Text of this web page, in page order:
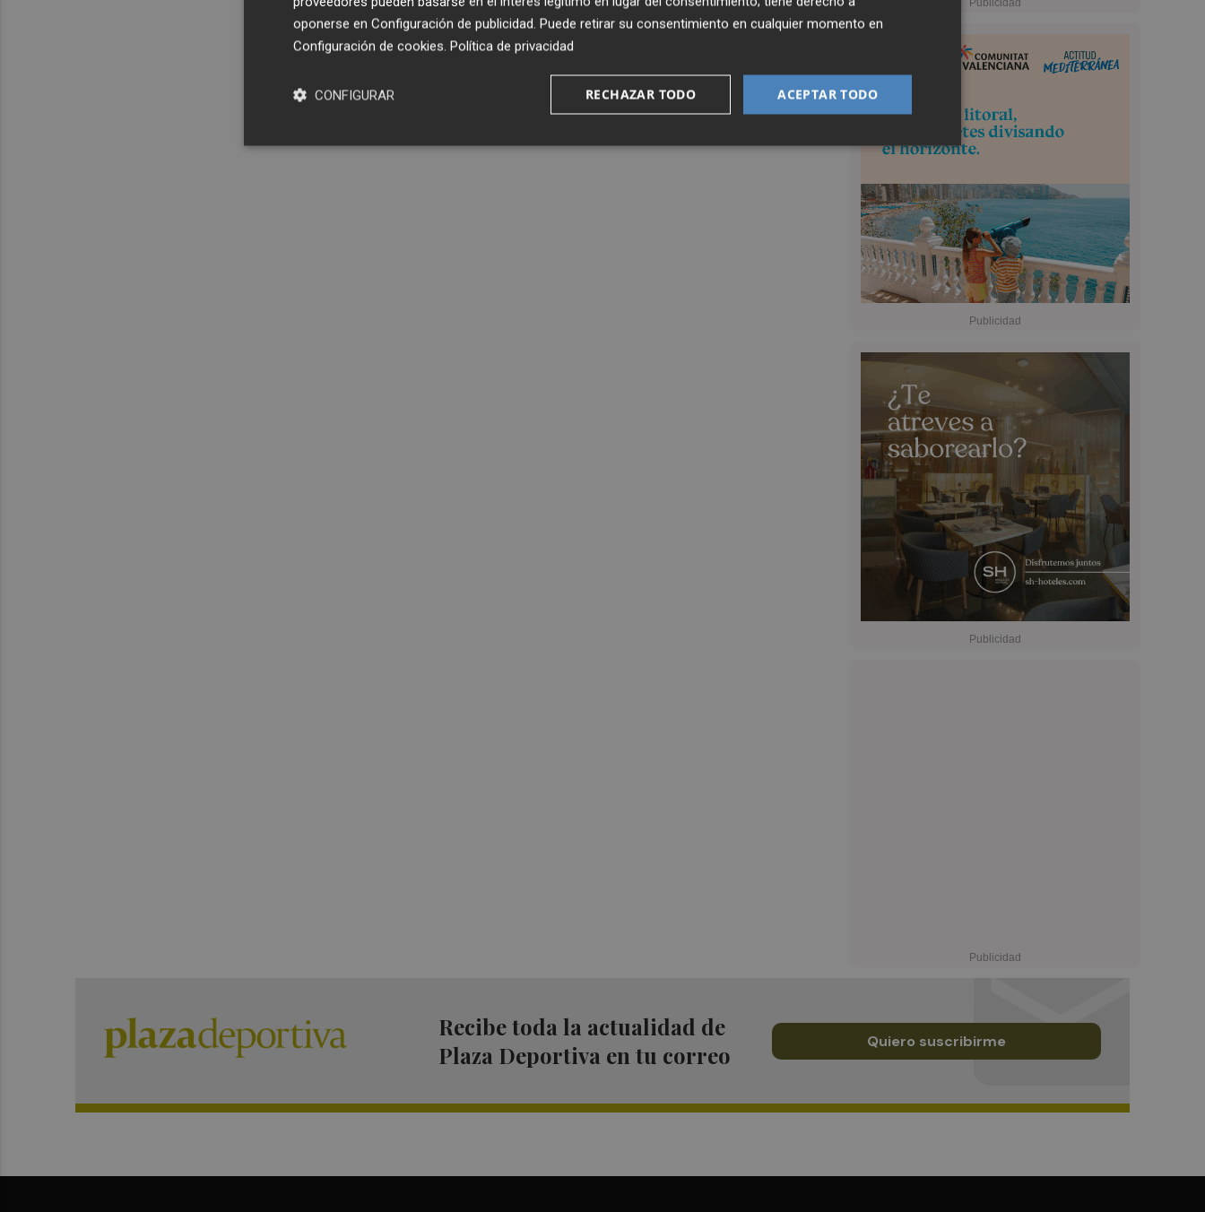
Recibe toda la actualidad de
Plaza Deportiva en tu correo
Quiero suscribirme
oponerse en Configuración de publicidad. Puede retirar su consentimiento en cualquier momento en
Configuración de cookies. Política de privacidad
ACEPTAR TODO
RECHAZAR TODO
CONFIGURAR